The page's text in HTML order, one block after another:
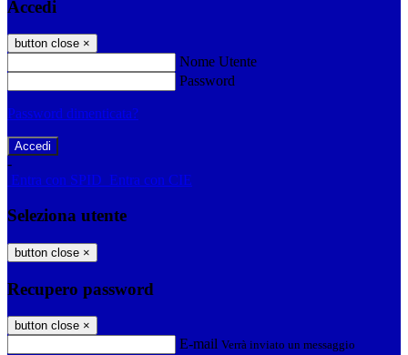
Accedi
button close ×
Nome Utente
Password
Password dimenticata?
-
Entra con SPID Entra con CIE
Seleziona utente
button close ×
Recupero password
button close ×
E-mail Verrà inviato un messaggio